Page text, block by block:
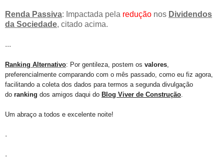
Renda Passiva: Impactada pela redução nos Dividendos
da Sociedade, citado acima.
...
Ranking Alternativo: Por gentileza, postem os valores
preferencialmente comparando com o mês passado, como eu fiz agora,
facilitando a coleta dos dados para termos a segunda divulgação
do ranking dos amigos daqui do Blog Viver de Construção
Um abraço a todos e excelente noite!
.
.